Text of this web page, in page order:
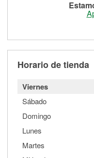
Horario de tienda
Viernes
Sábado
Domingo
Lunes
Martes